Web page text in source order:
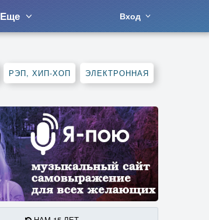
Еще Вход
РЭП, ХИП-ХОП ЭЛЕКТРОННАЯ